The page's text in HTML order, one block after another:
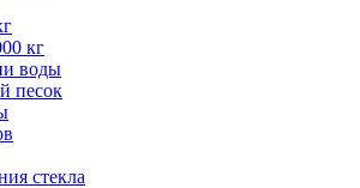
кг
воды
песок
стекла